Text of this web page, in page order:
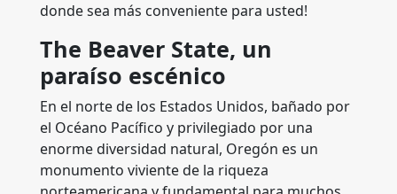
donde sea más conveniente para usted!
The Beaver State, un
paraíso escénico
En el norte de los Estados Unidos, bañado por
el Océano Pacífico y privilegiado por una
enorme diversidad natural, Oregón es un
monumento viviente de la riqueza